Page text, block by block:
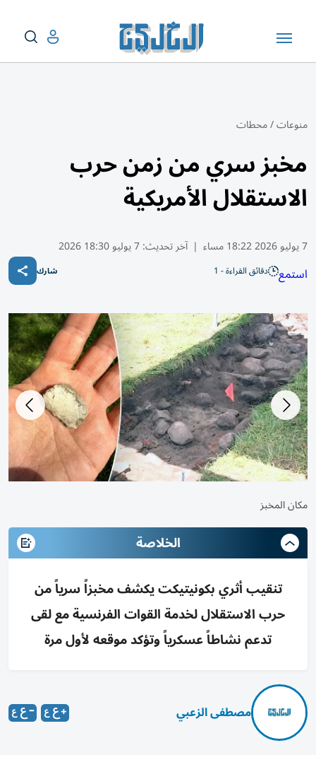
منوعات/محطات
مخبز سري من زمن حرب
الاستقلال الأمريكية
7 يوليو 2026 18:22 مساء | آخر تحديث:7 يوليو 18:30 2026
استمع دقائق القراءة - 1 شارك
مكان المخبز
الخلاصة
تنقيب أثري بكونيتيكت يكشف مخبزاً سرياً من
حرب الاستقلال لخدمة القوات الفرنسية مع لقى
تدعم نشاطاً عسكرياً وتؤكد موقعه لأول مرة
مصطفى الزعبي